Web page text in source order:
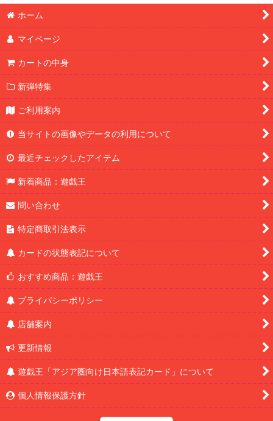
ホーム
マイページ
カートの中身
新弾特集
ご利用案内
当サイトの画像やデータの利用について
最近チェックしたアイテム
新着商品：遊戯王
問い合わせ
特定商取引法表示
カードの状態表記について
おすすめ商品：遊戯王
プライバシーポリシー
店舗案内
更新情報
遊戯王「アジア圏向け日本語表記カード」について
個人情報保護方針